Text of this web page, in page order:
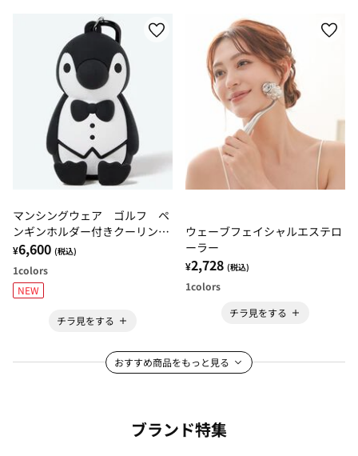
マンシングウェア ゴルフ ペ
ンギンホルダー付きクーリング
タオル
¥6,600 (税込)
1colors
NEW
チラ見をする
ウェーブフェイシャルエステロ
ーラー
¥2,728 (税込)
1colors
チラ見をする
おすすめ商品をもっと見る
ブランド特集